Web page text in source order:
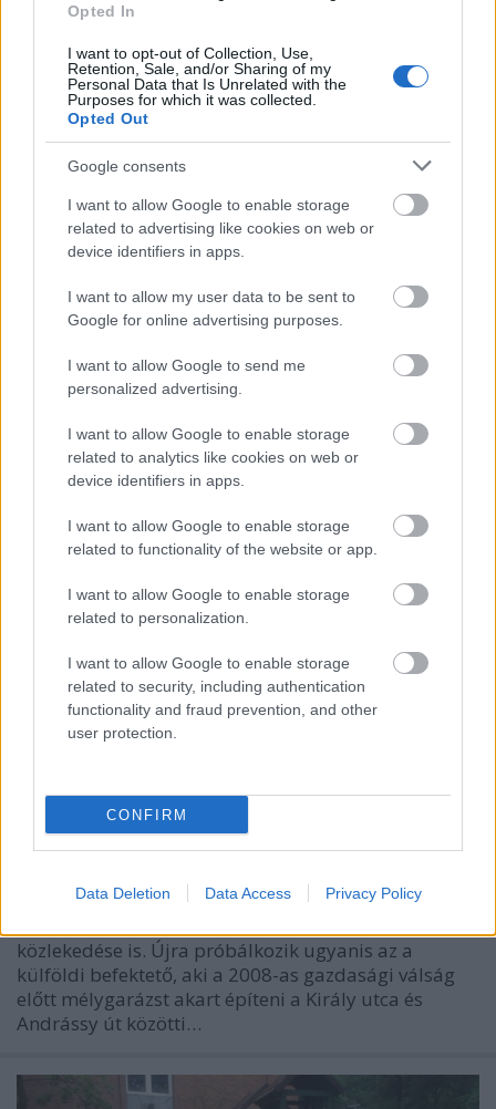
Opted In
I want to opt-out of Collection, Use,
Retention, Sale, and/or Sharing of my
Personal Data that Is Unrelated with the
Purposes for which it was collected.
Opted Out
Google consents
I want to allow Google to enable storage
related to advertising like cookies on web or
device identifiers in apps.
I want to allow my user data to be sent to
Google for online advertising purposes.
I want to allow Google to send me
personalized advertising.
I want to allow Google to enable storage
related to analytics like cookies on web or
device identifiers in apps.
I want to allow Google to enable storage
related to functionality of the website or app.
I want to allow Google to enable storage
related to personalization.
I want to allow Google to enable storage
related to security, including authentication
functionality and fraud prevention, and other
user protection.
CONFIRM
Data Deletion Data Access Privacy Policy
Se a fák, se a lakosok
Levegő Munkacsoport
Kíméletlenül és értelmetlenül vágták ki egészséges
fák sorát az észak-budapesti Duna-parton – köztük
az egész pesti partszakasz egyik legnagyobb fáját –
és az angyalföldi Dráva utcában. Ebben a
még a minimális információmegosztás (plakát,
látványterv,…
Tervszerű városfejlesztés? Ismét
napirenden a Nagymező utcai
Levegő Munkacsoport•2016. szeptember 05.
veszélyben vannak a Budapest VI. kerületi
közlekedése is. Újra próbálkozik ugyanis az a
külföldi befektető, aki a 2008-as gazdasági válság
előtt mélygarázst akart építeni a Király utca és
Andrássy út közötti…